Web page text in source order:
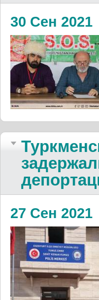
30 Сен 2021
27 Сен 2021